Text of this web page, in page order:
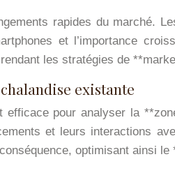
rapides du marché.
et l’importance
les stratégies de
existante
pour analyser la
et leurs interactions
optimisant ainsi